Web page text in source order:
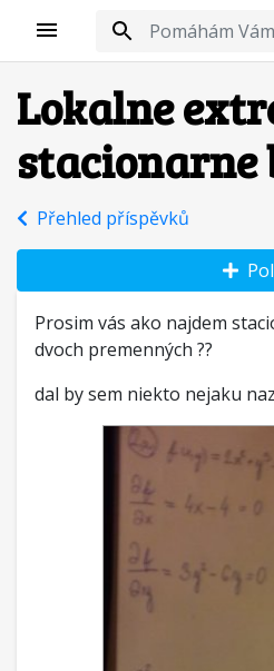
Lokalne
stacionarne
Přehled příspěvků
Prosim vás ako najdem
dvoch premenných ??
dal by sem niekto nejaku